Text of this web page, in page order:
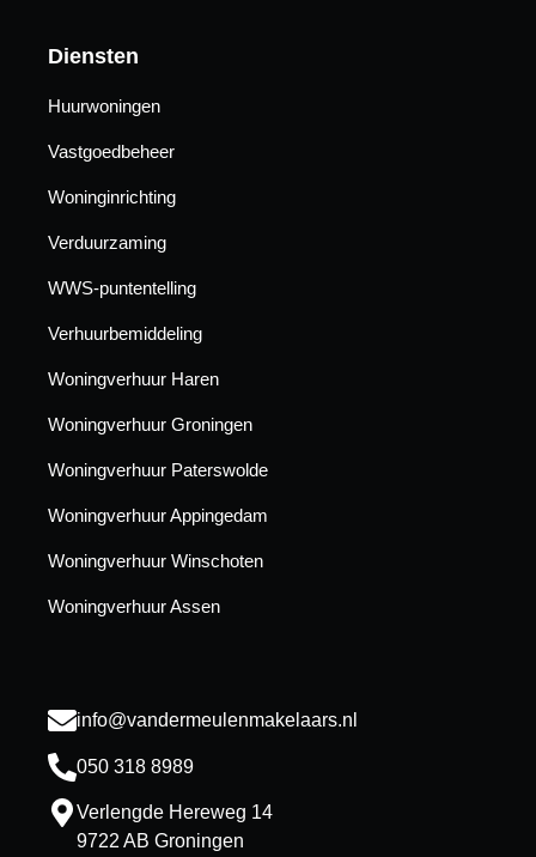
Diensten
Huurwoningen
Vastgoedbeheer
Woninginrichting
Verduurzaming
WWS-puntentelling
Verhuurbemiddeling
Woningverhuur Haren
Woningverhuur Groningen
Woningverhuur Paterswolde
Woningverhuur Appingedam
Woningverhuur Winschoten
Woningverhuur Assen
info@vandermeulenmakelaars.nl
050 318 8989
Verlengde Hereweg 14
9722 AB Groningen